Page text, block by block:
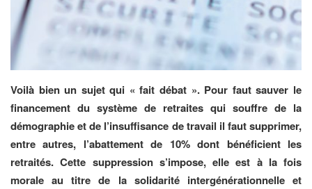
Voilà bien un sujet qui « fait débat ». Pour faut sauver le
financement du système de retraites qui souffre de la
démographie et de l’insuffisance de travail il faut supprimer,
entre autres, l’abattement de 10% dont bénéficient les
retraités. Cette suppression s’impose, elle est à la fois
morale au titre de la solidarité intergénérationnelle et